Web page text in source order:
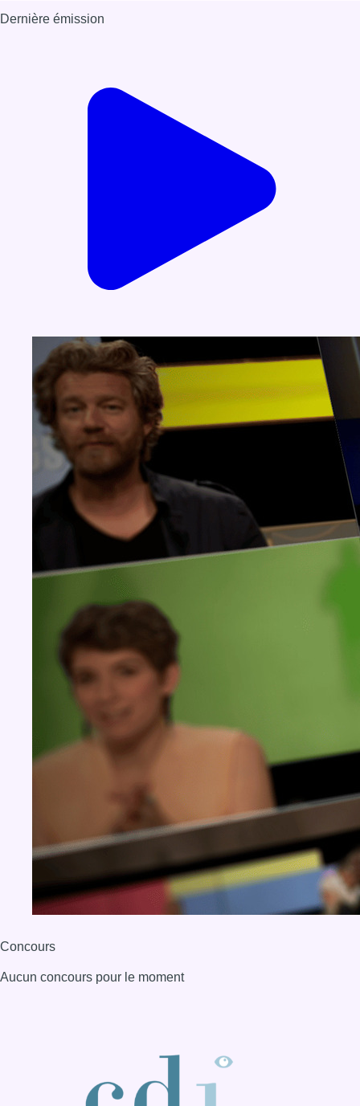
Dernière émission
Concours
Aucun concours pour le moment